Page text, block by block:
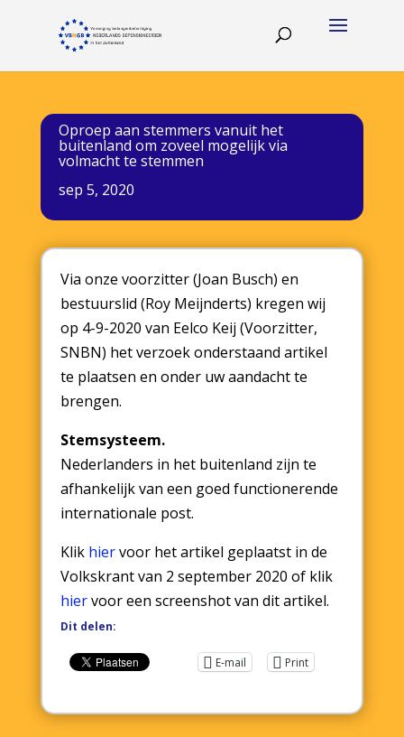
Oproep aan stemmers vanuit het
buitenland om zoveel mogelijk via
volmacht te stemmen
sep 5, 2020
Via onze voorzitter (Joan Busch) en
bestuurslid (Roy Meijnderts) kregen wij
op 4-9-2020 van Eelco Keij (Voorzitter,
SNBN) het verzoek onderstaand artikel
te plaatsen en onder uw aandacht te
brengen.
Stemsysteem.
Nederlanders in het buitenland zijn te
afhankelijk van een goed functionerende
internationale post.
Klik hiervoor het artikel geplaatst in de
Volkskrant van 2 september 2020 of klik
hiervoor een screenshot van dit artikel.
Dit delen:
E-mail Print